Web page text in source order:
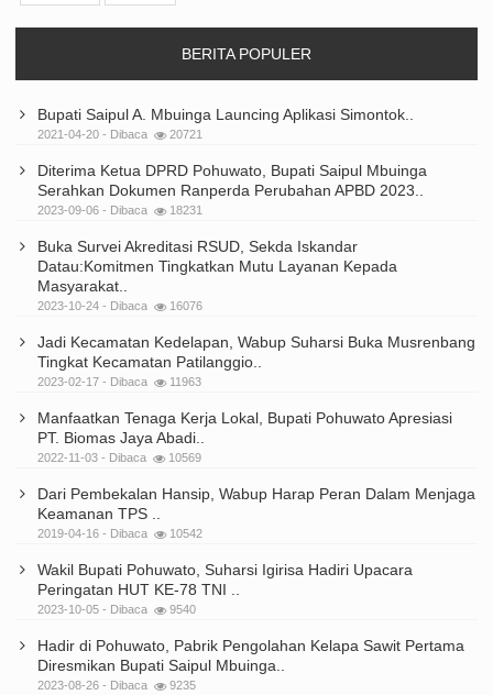
BERITA POPULER
Bupati Saipul A. Mbuinga Launcing Aplikasi Simontok..
2021-04-20 - Dibaca 20721
Diterima Ketua DPRD Pohuwato, Bupati Saipul Mbuinga
Serahkan Dokumen Ranperda Perubahan APBD 2023..
2023-09-06 - Dibaca 18231
Buka Survei Akreditasi RSUD, Sekda Iskandar
Datau:Komitmen Tingkatkan Mutu Layanan Kepada
Masyarakat..
2023-10-24 - Dibaca 16076
Jadi Kecamatan Kedelapan, Wabup Suharsi Buka Musrenbang
Tingkat Kecamatan Patilanggio..
2023-02-17 - Dibaca 11963
Manfaatkan Tenaga Kerja Lokal, Bupati Pohuwato Apresiasi
PT. Biomas Jaya Abadi..
2022-11-03 - Dibaca 10569
Dari Pembekalan Hansip, Wabup Harap Peran Dalam Menjaga
Keamanan TPS ..
2019-04-16 - Dibaca 10542
Wakil Bupati Pohuwato, Suharsi Igirisa Hadiri Upacara
Peringatan HUT KE-78 TNI ..
2023-10-05 - Dibaca 9540
Hadir di Pohuwato, Pabrik Pengolahan Kelapa Sawit Pertama
Diresmikan Bupati Saipul Mbuinga..
2023-08-26 - Dibaca 9235